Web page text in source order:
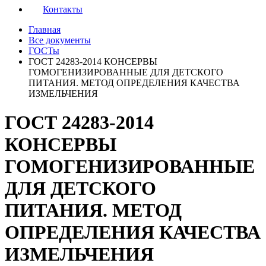
Контакты
Главная
Все документы
ГОСТы
ГОСТ 24283-2014 КОНСЕРВЫ
ГОМОГЕНИЗИРОВАННЫЕ ДЛЯ ДЕТСКОГО
ПИТАНИЯ. МЕТОД ОПРЕДЕЛЕНИЯ КАЧЕСТВА
ИЗМЕЛЬЧЕНИЯ
ГОСТ 24283-2014
КОНСЕРВЫ
ГОМОГЕНИЗИРОВАННЫЕ
ДЛЯ ДЕТСКОГО
ПИТАНИЯ. МЕТОД
ОПРЕДЕЛЕНИЯ КАЧЕСТВА
ИЗМЕЛЬЧЕНИЯ